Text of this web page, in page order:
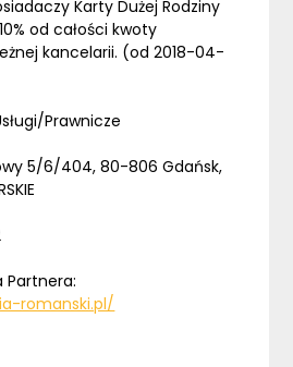
Karty Dużej Rodziny
od całości kwoty
kancelarii. (od 2018-04-
Prawnicze
5/6/404, 80-806 Gdańsk,
romanski.pl/